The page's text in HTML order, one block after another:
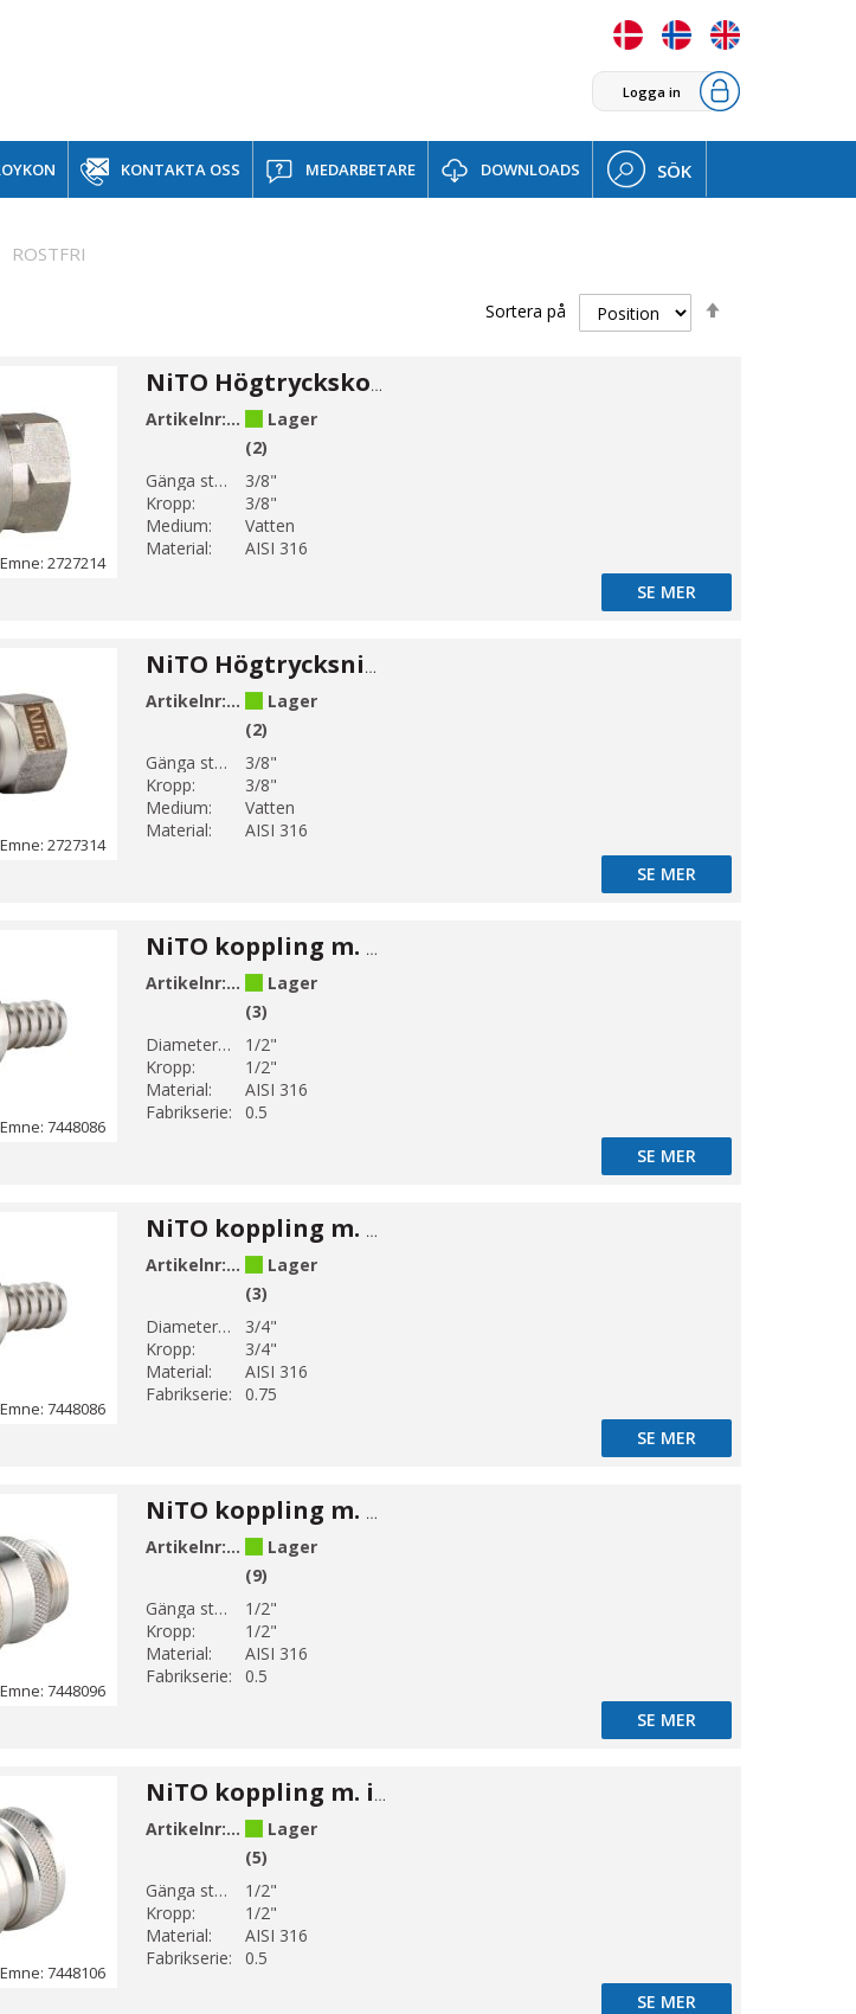
Logga in
KONTAKTA OSS MEDARBETARE DOWNLOADS SÖK
ROSTFRI
Sortera på
Emne: 2727214
NiTO Högtryckskoppling m. inv 3/8"
Artikelnr:272721433
Lager
(2)
Gänga storlek 1:
3/8"
Kropp:
3/8"
Medium:
Vatten
Material:
AISI 316
SE MER
Emne: 2727314
NiTO Högtrycksnippel m. inv gänga 3/8"
Artikelnr:272731433
Lager
(2)
Gänga storlek 1:
3/8"
Kropp:
3/8"
Medium:
Vatten
Material:
AISI 316
SE MER
Emne: 7448086
NiTO koppling m. slangstuts 1/2" × 1/2"
Artikelnr:744808604
Lager
(3)
Diameter 1 (mm):
1/2"
Kropp:
1/2"
Material:
AISI 316
Fabrikserie:
0.5
SE MER
Emne: 7448086
NiTO koppling m. slangstuts 3/4" × 3/4"
Artikelnr:744808606
Lager
(3)
Diameter 1 (mm):
3/4"
Kropp:
3/4"
Material:
AISI 316
Fabrikserie:
0.75
SE MER
Emne: 7448096
NiTO koppling m. utv gänga 1/2" × 1/2"
Artikelnr:744809604
Lager
(9)
Gänga storlek 1:
1/2"
Kropp:
1/2"
Material:
AISI 316
Fabrikserie:
0.5
SE MER
Emne: 7448106
NiTO koppling m. inv gänga 1/2" × 1/2"
Artikelnr:744810604
Lager
(5)
Gänga storlek 1:
1/2"
Kropp:
1/2"
Material:
AISI 316
Fabrikserie:
0.5
SE MER